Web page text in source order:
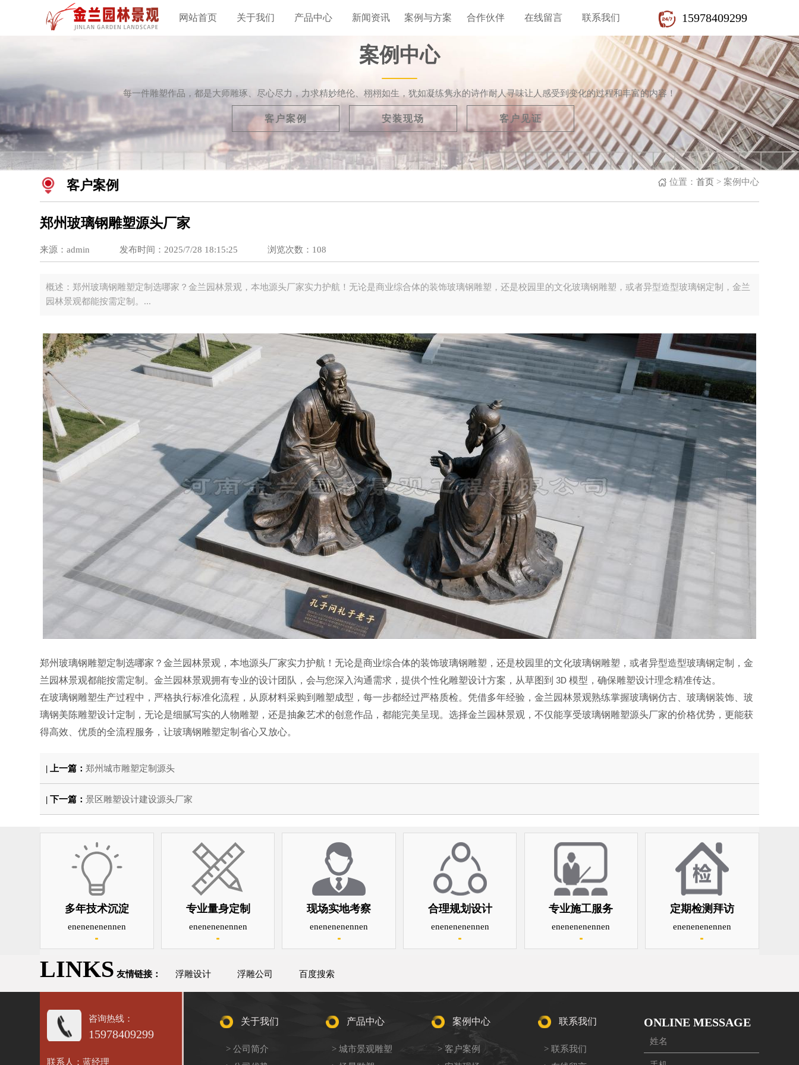
网站首页 关于我们 产品中心 新闻资讯 案例与方案 合作伙伴 在线留言 联系我们 15978409299
案例中心
每一件雕塑作品，都是大师雕琢、尽心尽力，力求精妙绝伦、栩栩如生，犹如凝练隽永的诗作耐人寻味让人感受到变化的过程和丰富的内容！
客户案例 安装现场 客户见证
客户案例 位置： 首页> 案例中心
郑州玻璃钢雕塑源头厂家
来源：admin 发布时间：2025/7/28 18:15:25 浏览次数： 108
概述：郑州玻璃钢雕塑定制选哪家？金兰园林景观，本地源头厂家实力护航！无论是商业综合体的装饰玻璃钢雕塑，还是校园里的文化玻璃钢雕塑，或者异型造型玻璃钢定制，金兰
园林景观都能按需定制。...
郑州玻璃钢雕塑定制选哪家？金兰园林景观，本地源头厂家实力护航！无论是商业综合体的装饰玻璃钢雕塑，还是校园里的文化玻璃钢雕塑，或者异型造型玻璃钢定制，金
兰园林景观都能按需定制。金兰园林景观拥有专业的设计团队，会与您深入沟通需求，提供个性化雕塑设计方案，从草图到 3D模型，确保雕塑设计理念精准传达。
在玻璃钢雕塑生产过程中，严格执行标准化流程，从原材料采购到雕塑成型，每一步都经过严格质检。凭借多年经验，金兰园林景观熟练掌握玻璃钢仿古、玻璃钢装饰、玻
璃钢美陈雕塑设计定制
，无论是细腻写实的人物雕塑，还是抽象艺术的创意作品，都能完美呈现。选择金兰园林景观 ，不仅能享受玻璃钢雕塑源头厂家的价格优势，更能获
得高效、优质的全流程服务，让玻璃钢雕塑定制省心又放心。
| 上一篇：郑州城市雕塑定制源头
| 下一篇：景区雕塑设计建设源头厂家
多年技术沉淀
enenenenennen
专业量身定制
enenenenennen
现场实地考察
enenenenennen
合理规划设计
enenenenennen
专业施工服务
enenenenennen
定期检测拜访
enenenenennen
LINKS 友情链接： 浮雕设计 浮雕公司 百度搜索
咨询热线：
15978409299
联系人：蓝经理
关于我们
> 公司简介
产品中心
> 城市景观雕塑
案例中心
> 客户案例
联系我们
> 联系我们
ONLINE MESSAGE